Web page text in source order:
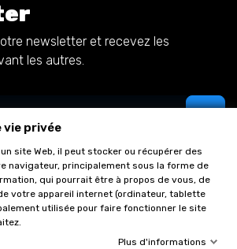
newsletter et recevez les
les autres.
privée
site Web, il peut stocker ou récupérer des
navigateur, principalement sous la forme de
qui pourrait être à propos de vous, de
votre appareil internet (ordinateur, tablette
utilisée pour faire fonctionner le site
Plus d'informations